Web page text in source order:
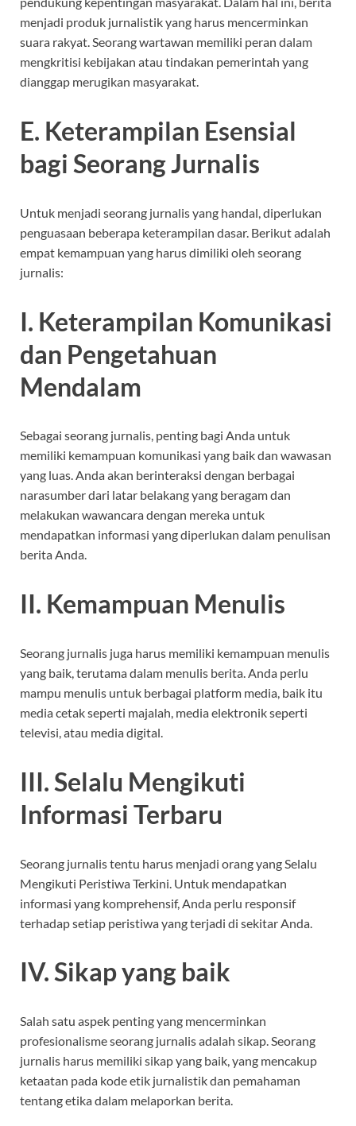
menjadi produk jurnalistik yang harus mencerminkan
suara rakyat. Seorang wartawan memiliki peran dalam
mengkritisi kebijakan atau tindakan pemerintah yang
dianggap merugikan masyarakat.
E. Keterampilan Esensial
bagi Seorang Jurnalis
Untuk menjadi seorang jurnalis yang handal, diperlukan
penguasaan beberapa keterampilan dasar. Berikut adalah
empat kemampuan yang harus dimiliki oleh seorang
jurnalis:
I. Keterampilan Komunikasi
dan Pengetahuan
Mendalam
Sebagai seorang jurnalis, penting bagi Anda untuk
memiliki kemampuan komunikasi yang baik dan wawasan
yang luas. Anda akan berinteraksi dengan berbagai
narasumber dari latar belakang yang beragam dan
melakukan wawancara dengan mereka untuk
mendapatkan informasi yang diperlukan dalam penulisan
berita Anda.
II. Kemampuan Menulis
Seorang jurnalis juga harus memiliki kemampuan menulis
yang baik, terutama dalam menulis berita. Anda perlu
mampu menulis untuk berbagai platform media, baik itu
media cetak seperti majalah, media elektronik seperti
televisi, atau media digital.
III. Selalu Mengikuti
Informasi Terbaru
Seorang jurnalis tentu harus menjadi orang yang Selalu
Mengikuti Peristiwa Terkini. Untuk mendapatkan
informasi yang komprehensif, Anda perlu responsif
terhadap setiap peristiwa yang terjadi di sekitar Anda.
IV. Sikap yang baik
Salah satu aspek penting yang mencerminkan
profesionalisme seorang jurnalis adalah sikap. Seorang
jurnalis harus memiliki sikap yang baik, yang mencakup
ketaatan pada kode etik jurnalistik dan pemahaman
tentang etika dalam melaporkan berita.